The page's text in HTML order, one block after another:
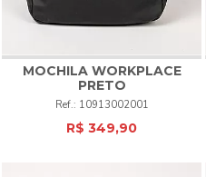
MOCHILA WORKPLACE
PRETO
10913002001
R$ 349,90